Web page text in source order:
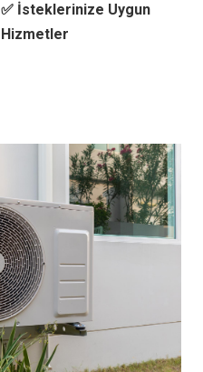
✅ İsteklerinize Uygun
Hizmetler